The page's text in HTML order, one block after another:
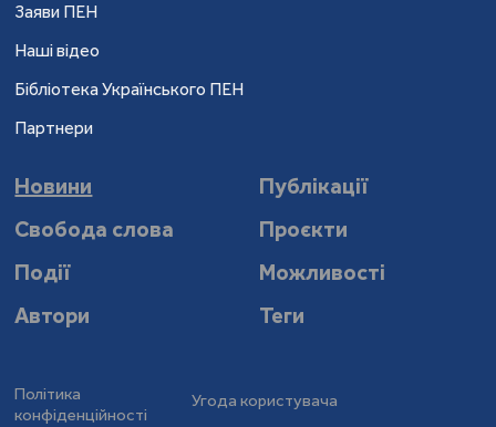
Заяви ПЕН
Наші відео
Бібліотека Українського ПЕН
Партнери
Новини
Публікації
Свобода слова
Проєкти
Події
Можливості
Автори
Теги
Політика
конфіденційності
Угода користувача